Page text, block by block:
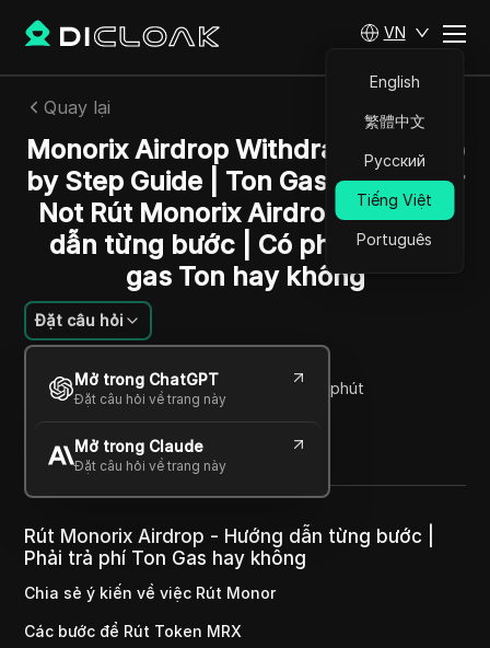
VN
English
繁體中文
Русский
Tiếng Việt
Português
Quay lại
Monorix Airdrop Withdrawal - Step
by Step Guide | Ton Gas Fee Pay or
Not Rút Monorix Airdrop - Hướng
dẫn từng bước | Có phải trả phí
gas Ton hay không
Đặt câu hỏi
Mở trong ChatGPT
Đặt câu hỏi về trang này
Mở trong Claude
Đặt câu hỏi về trang này
Rafael Almeida
09 Th03 2025 4
Đọc trong giây phút
Copy Link
Rút Monorix Airdrop - Hướng dẫn từng bước |
Phải trả phí Ton Gas hay không
Chia sẻ ý kiến về việc Rút Monor
Các bước để Rút Token MRX